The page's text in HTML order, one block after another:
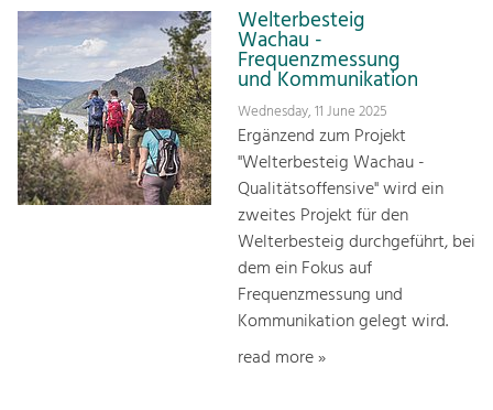
Economy
Increase in Regional Value Added.
Welterbesteig
Wachau -
Frequenzmessung
und Kommunikation
Wednesday, 11 June 2025
Ergänzend zum Projekt
"Welterbesteig Wachau -
Qualitätsoffensive" wird ein
zweites Projekt für den
Welterbesteig durchgeführt, bei
dem ein Fokus auf
Frequenzmessung und
Kommunikation gelegt wird.
read more »